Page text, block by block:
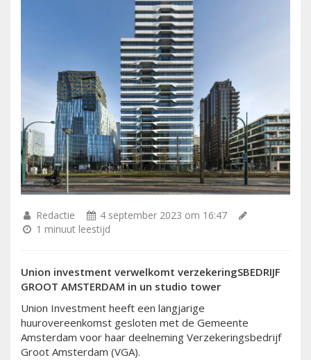
Redactie
4 september 2023 om 16:47
1 minuut leestijd
Union investment verwelkomt verzekeringSBEDRIJF
GROOT AMSTERDAM in un studio tower
Union Investment heeft een langjarige
huurovereenkomst gesloten met de Gemeente
Amsterdam voor haar deelneming Verzekeringsbedrijf
Groot Amsterdam (VGA).